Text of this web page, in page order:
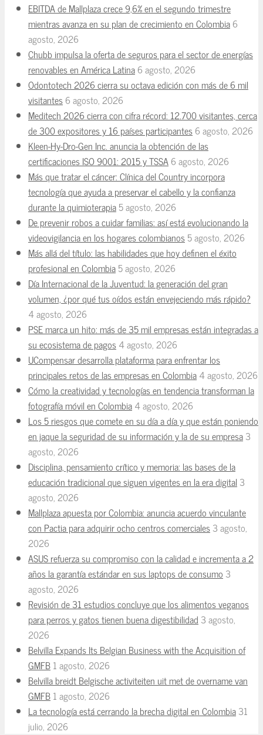
EBITDA de Mallplaza crece 9,6% en el segundo trimestre
mientras avanza en su plan de crecimiento en Colombia6
agosto, 2026
Chubb impulsa la oferta de seguros para el sector de energías
renovables en América Latina6 agosto, 2026
Odontotech 2026 cierra su octava edición con más de 6 mil
visitantes6 agosto, 2026
Meditech 2026 cierra con cifra récord: 12.700 visitantes, cerca
de 300 expositores y 16 países participantes6 agosto, 2026
Kleen-Hy-Dro-Gen Inc. anuncia la obtención de las
certificaciones ISO 9001: 2015 y TSSA6 agosto, 2026
Más que tratar el cáncer: Clínica del Country incorpora
tecnología que ayuda a preservar el cabello y la confianza
durante la quimioterapia5 agosto, 2026
De prevenir robos a cuidar familias: así está evolucionando la
videovigilancia en los hogares colombianos5 agosto, 2026
Más allá del título: las habilidades que hoy definen el éxito
profesional en Colombia5 agosto, 2026
Día Internacional de la Juventud: la generación del gran
volumen, ¿por qué tus oídos están envejeciendo más rápido?
4 agosto, 2026
PSE marca un hito: más de 35 mil empresas están integradas a
su ecosistema de pagos4 agosto, 2026
UCompensar desarrolla plataforma para enfrentar los
principales retos de las empresas en Colombia4 agosto, 2026
Cómo la creatividad y tecnologías en tendencia transforman la
fotografía móvil en Colombia4 agosto, 2026
Los 5 riesgos que comete en su día a día y que están poniendo
en jaque la seguridad de su información y la de su empresa3
agosto, 2026
Disciplina, pensamiento crítico y memoria: las bases de la
educación tradicional que siguen vigentes en la era digital 3
agosto, 2026
Mallplaza apuesta por Colombia: anuncia acuerdo vinculante
con Pactia para adquirir ocho centros comerciales3 agosto,
2026
ASUS refuerza su compromiso con la calidad e incrementa a 2
años la garantía estándar en sus laptops de consumo 3
agosto, 2026
Revisión de 31 estudios concluye que los alimentos veganos
para perros y gatos tienen buena digestibilidad 3 agosto,
2026
Belvilla Expands Its Belgian Business with the Acquisition of
GMFB1 agosto, 2026
Belvilla breidt Belgische activiteiten uit met de overname van
GMFB1 agosto, 2026
La tecnología está cerrando la brecha digital en Colombia31
julio, 2026